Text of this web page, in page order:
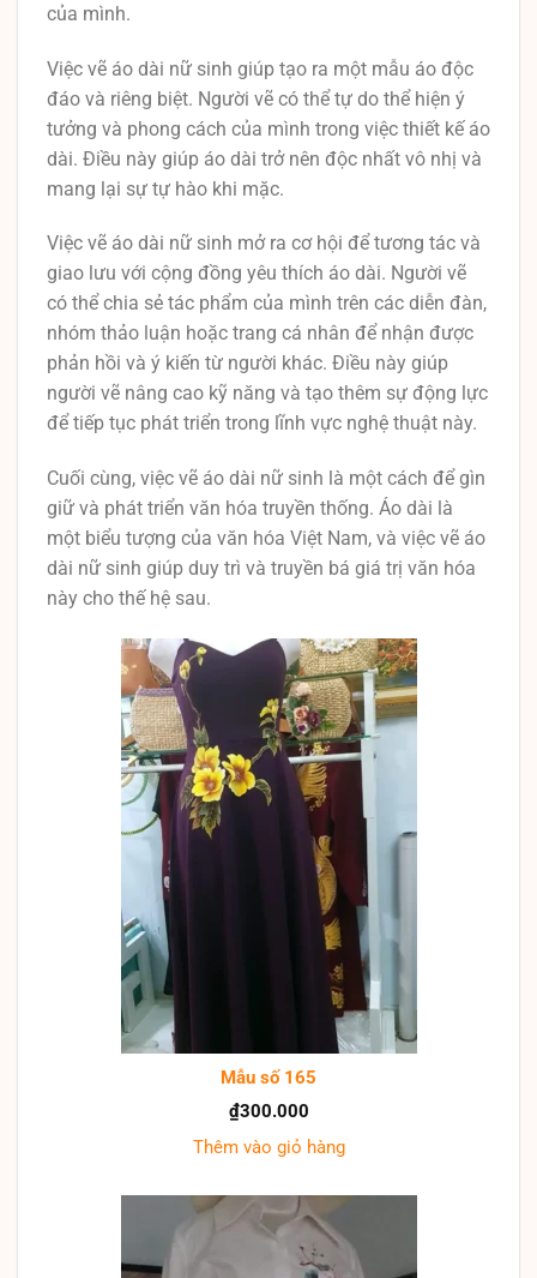
của mình.
Việc vẽ áo dài nữ sinh giúp tạo ra một mẫu áo độc
đáo và riêng biệt. Người vẽ có thể tự do thể hiện ý
tưởng và phong cách của mình trong việc thiết kế áo
dài. Điều này giúp áo dài trở nên độc nhất vô nhị và
mang lại sự tự hào khi mặc.
Việc vẽ áo dài nữ sinh mở ra cơ hội để tương tác và
giao lưu với cộng đồng yêu thích áo dài. Người vẽ
có thể chia sẻ tác phẩm của mình trên các diễn đàn,
nhóm thảo luận hoặc trang cá nhân để nhận được
phản hồi và ý kiến từ người khác. Điều này giúp
người vẽ nâng cao kỹ năng và tạo thêm sự động lực
để tiếp tục phát triển trong lĩnh vực nghệ thuật này.
Cuối cùng, việc vẽ áo dài nữ sinh là một cách để gìn
giữ và phát triển văn hóa truyền thống. Áo dài là
một biểu tượng của văn hóa Việt Nam, và việc vẽ áo
dài nữ sinh giúp duy trì và truyền bá giá trị văn hóa
này cho thế hệ sau.
Mẫu số 165
₫300.000
Thêm vào giỏ hàng